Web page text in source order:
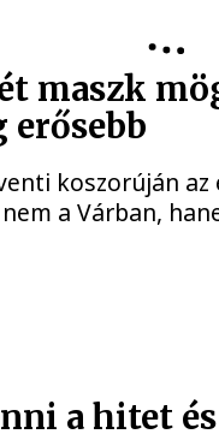
maszk
koszorúján
a Várban,
a hitet